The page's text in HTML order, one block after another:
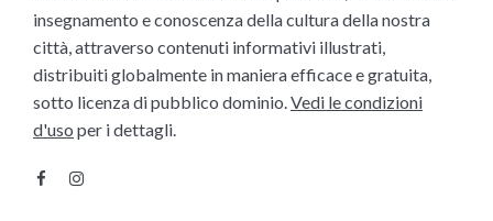
insegnamento e conoscenza della cultura della nostra
città, attraverso contenuti informativi illustrati,
distribuiti globalmente in maniera efficace e gratuita,
sotto licenza di pubblico dominio.Vedi le condizioni
d'uso per i dettagli.